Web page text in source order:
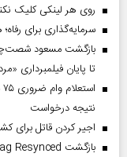
روی هر لینکی کلیک
سرمایه‌گذاری برای
بازگشت مسعود شصت‌چی
تا پایان فیلمبرداری
نتیجه درخواست
اجیر کردن قاتل برای
بازگشت Black Flag Resynced خبری جذاب برای دوستداران بازی